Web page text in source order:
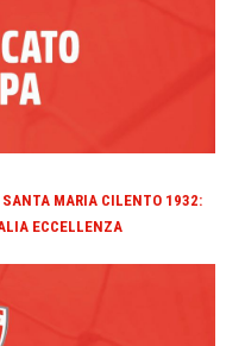
MARIA CILENTO 1932:
ECCELLENZA